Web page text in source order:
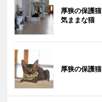
厚狭の保護
気ままな猫
厚狭の保護